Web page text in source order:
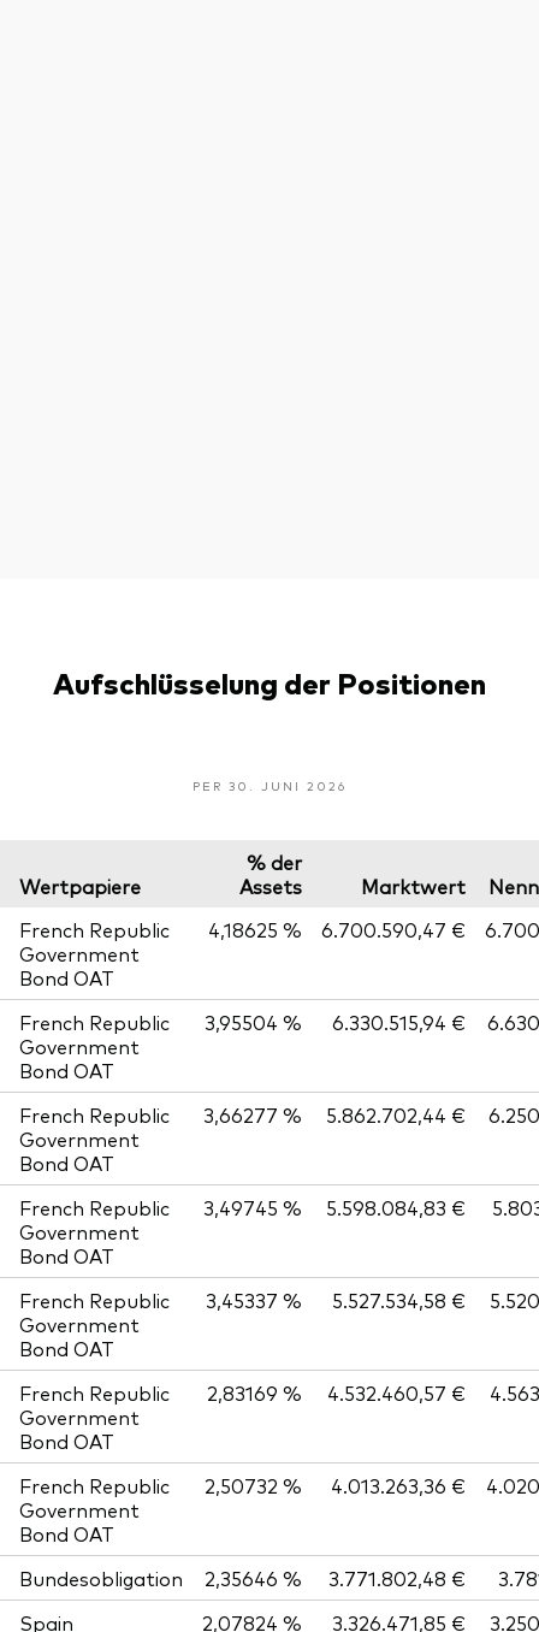
Aufschlüsselung der Positionen
PER 30. JUNI 2026
Wertpapiere
% der
Assets
Marktwert
French Republic
Government
Bond OAT
4,18625 % 6.700.590,47 €
French Republic
Government
Bond OAT
3,95504 % 6.330.515,94 €
French Republic
Government
Bond OAT
3,66277 % 5.862.702,44 €
French Republic
Government
Bond OAT
3,49745 % 5.598.084,83 €
French Republic
Government
Bond OAT
3,45337 % 5.527.534,58 €
French Republic
Government
Bond OAT
2,83169 % 4.532.460,57 €
French Republic
Government
Bond OAT
2,50732 % 4.013.263,36 €
Bundesobligation 2,35646 % 3.771.802,48 €
Spain
2,07824 % 3.326.471,85 €